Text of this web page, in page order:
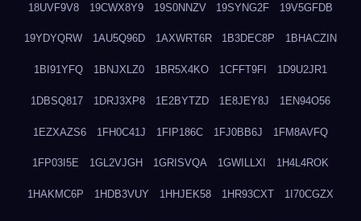
18UVF9V8 19CWX8Y9 19S0NNZV 19SYNG2F 19V5GFDB
19YDYQRW 1AU5Q96D 1AXWRT6R 1B3DEC8P 1BHACZIN
1BI91YFQ 1BNJXLZ0 1BR5X4KO 1CFFT9FI 1D9U2JR1
1DBSQ817 1DRJ3XP8 1E2BYTZD 1E8JEY8J 1EN94O56
1EZXAZS6 1FH0C41J 1FIP186C 1FJ0BB6J 1FM8AVFQ
1FP03I5E 1GL2VJGH 1GRISVQA 1GWILLXI 1H4L4ROK
1HAKMC6P 1HDB3VUY 1HHJEK58 1HR93CXT 1I70CGZX